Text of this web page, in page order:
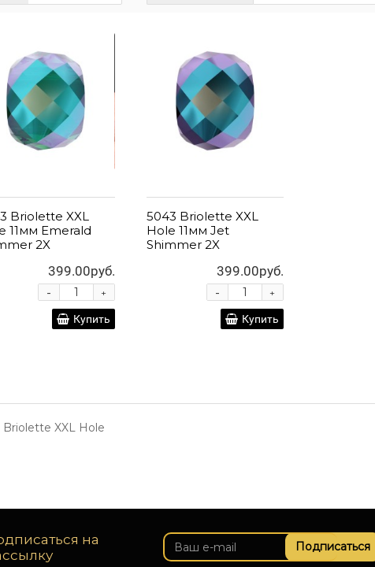
Briolette XXL
11мм Emerald
2X
399.00руб.
+
-
Купить
5043 Briolette XXL
Hole 11мм Jet
Shimmer 2X
399.00руб.
+
-
Купить
Briolette XXL Hole
на
Подписаться